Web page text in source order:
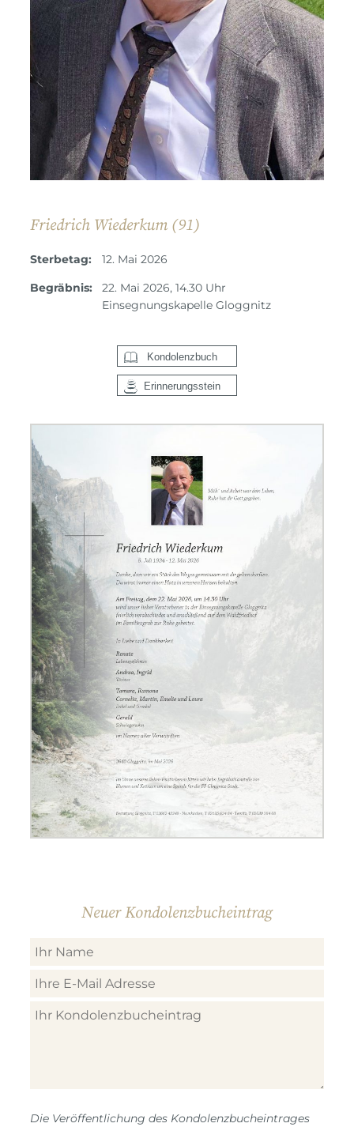
Friedrich Wiederkum (91)
Sterbetag:
12. Mai 2026
Begräbnis:
22. Mai 2026, 14.30 Uhr
Einsegnungskapelle Gloggnitz
Kondolenzbuch
Erinnerungsstein
Neuer Kondolenzbucheintrag
Die Veröffentlichung des Kondolenzbucheintrages